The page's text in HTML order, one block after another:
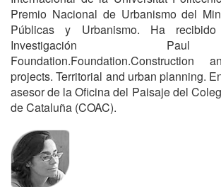
Premio Nacional de Urbanismo del
Públicas y Urbanismo. Ha
Investigación
Foundation.Foundation.Construction
projects. Territorial and urban planning.
asesor de la Oficina del Paisaje del
de Cataluña (COAC).